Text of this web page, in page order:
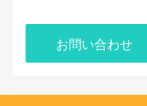
お問い合わせ